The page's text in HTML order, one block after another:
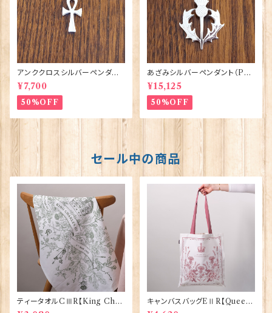
アンククロスシルバーペンダント
（P338）ORTAK 70156
¥7,700
50%OFF
あざみシルバーペンダント（P8
5）ORTAK 70148
¥15,125
50%OFF
セール中の商品
ティータオルCⅢR【King Char
lesⅢ Coronation】Victoria
キャンバスバッグEⅡR【Queen
ElizabethⅡ Commemorativ